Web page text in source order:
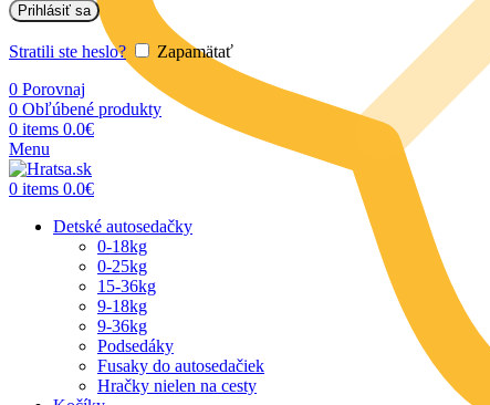
Prihlásiť sa
Stratili ste heslo?
Zapamätať
0 Porovnaj
0 Obľúbené produkty
0 items 0.0€
Menu
0 items 0.0€
Detské autosedačky
0-18kg
0-25kg
15-36kg
9-18kg
9-36kg
Podsedáky
Fusaky do autosedačiek
Hračky nielen na cesty